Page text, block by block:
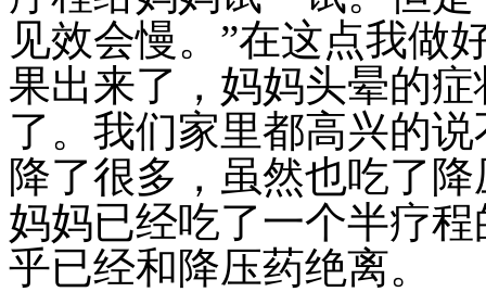
见效会慢。”在这点我做
果出来了，妈妈头晕的
了。我们家里都高兴的
降了很多，虽然也吃了
妈妈已经吃了一个半疗
乎已经和降压药绝离。